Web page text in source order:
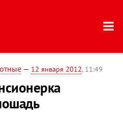
— 12 января 2012, 11:49